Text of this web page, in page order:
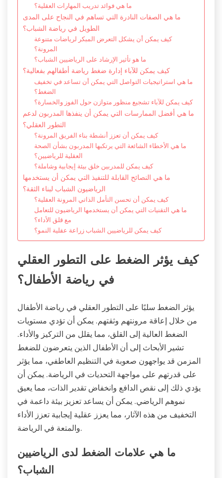
ما هي فوائد تدريب المهارات العقلية؟
ما هي الصفات النادرة التي تساهم في النجاح على المدى
الطويل في رياضة الشباب؟
كيف يمكن أن يشكل التعرض المبكر لرياضات متنوعة
المرونة؟
ما هو تأثير الإرشاد على الرياضيين الشباب؟
كيف يمكن للآباء إدارة ضغط رياضة أطفالهم بفعالية؟
ما هي استراتيجيات التواصل التي يمكن أن تساعد في تخفيف
الضغط؟
كيف يمكن للآباء تشجيع منظور متوازن حول الفوز والخسارة؟
ما هي أفضل الممارسات التي يمكن أن ينفذها المدربون لدعم
التطور العقلي؟
كيف يمكن أن تعزز أنشطة بناء الفريق المرونة؟
ما هي الأخطاء الشائعة التي يرتكبها المدربون بشأن الصحة
العقلية للرياضيين؟
كيف يمكن للمدربين خلق بيئة إيجابية وشاملة؟
ما هي النصائح القابلة للتنفيذ التي يمكن أن يستخدمها
الرياضيون الشباب لبناء الثقة؟
كيف يمكن أن تحسن التأمل الذاتي المرونة العقلية؟
ما هي التقنيات التي يمكن أن يستخدمها الرياضيون للتعامل
مع قلق الأداء؟
كيف يمكن للرياضيين الشباب زراعة عقلية النمو؟
كيف يؤثر الضغط على التطور العقلي
في رياضة الأطفال؟
يؤثر الضغط سلبًا على التطور العقلي في رياضة الأطفال
من خلال إعاقة مرونتهم وثقتهم. يمكن أن تؤدي مستويات
الضغط العالية إلى القلق، مما يقلل من التركيز والأداء.
تشير الأبحاث إلى أن الأطفال الذين يتعرضون للضغط
المزمن قد يواجهون صعوبة في التنظيم العاطفي، مما يؤثر
على قدرتهم على مواجهة التحديات في الرياضة. يمكن أن
يؤدي ذلك إلى نقص الدافع وانخفاض تقدير الذات، مما يعيق
نموهم الرياضي. يمكن أن يساعد تعزيز بيئة داعمة في
التخفيف من هذه الآثار، مما يعزز عقلية إيجابية تعزز الأداء
والمتعة في الرياضة.
ما هي علامات الضغط لدى الرياضيين
الشباب؟